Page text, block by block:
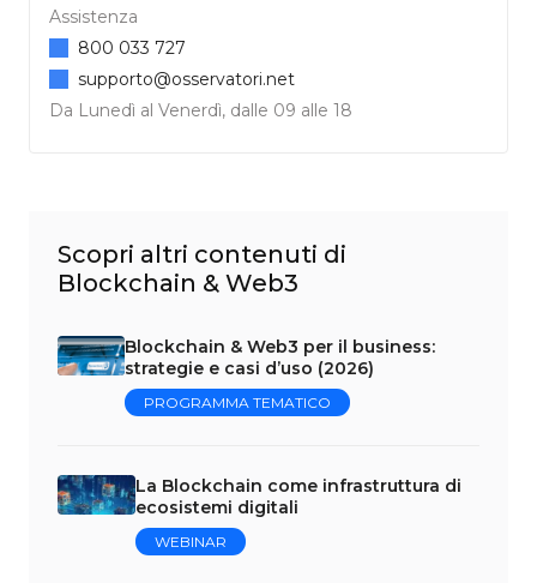
Assistenza
Da Lunedì al Venerdì, dalle 09 alle 18
800 033 727
supporto@osservatori.net
Scopri altri contenuti di
Blockchain & Web3
Blockchain & Web3 per il business:
strategie e casi d’uso (2026)
PROGRAMMA TEMATICO
La Blockchain come infrastruttura di
ecosistemi digitali
WEBINAR